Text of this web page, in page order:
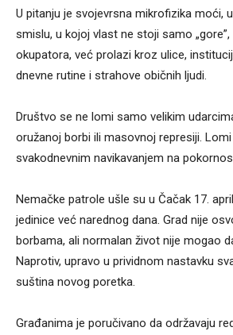
U pitanju je svojevrsna mikrofizika moći,
smislu, u kojoj vlast ne stoji samo
okupatora, već prolazi kroz ulice,
dnevne rutine i strahove običnih ljudi.
Društvo se ne lomi samo velikim
oružanoj borbi ili masovnoj represiji.
svakodnevnim navikavanjem na
Nemačke patrole ušle su u Čačak 17.
jedinice već narednog dana. Grad nije
borbama, ali normalan život nije mogao
Naprotiv, upravo u prividnom nastavku
suština novog poretka.
Građanima je poručivano da održavaju